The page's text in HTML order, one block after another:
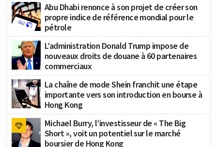
Abu Dhabi renonce à son projet de créer son
propre indice de référence mondial pour le
pétrole
L’administration Donald Trump impose de
nouveaux droits de douane à 60 partenaires
commerciaux
La chaîne de mode Shein franchit une étape
importante vers son introduction en bourse à
Hong Kong
Michael Burry, l’investisseur de « The Big
Short », voit un potentiel sur le marché
boursier de Hong Kong